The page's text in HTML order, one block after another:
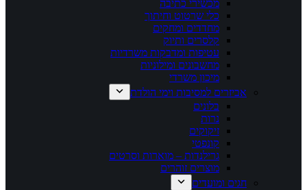
מכשירי כתיבה
כלי שרטוט וחיתוך
מחדדים ומחקים
קלסרים ותיוק
עטיפות ומדבקות משרדיות
מחשבונים ומילוניות
מיכון משרדי
אביזרים למסיבות וימי הולדת
בלונים
נרות
זיקוקים
קונפטי
גרילנדות – מוארות וסרטים
מוצרים זוהרים
חגים ומועדים